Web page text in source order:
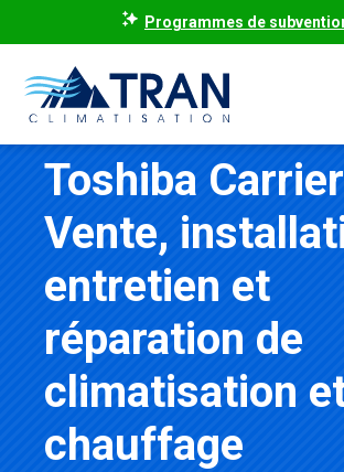
Programmes de
Toshiba
Vente,
entretien et
réparation de
climatisation
chauffage